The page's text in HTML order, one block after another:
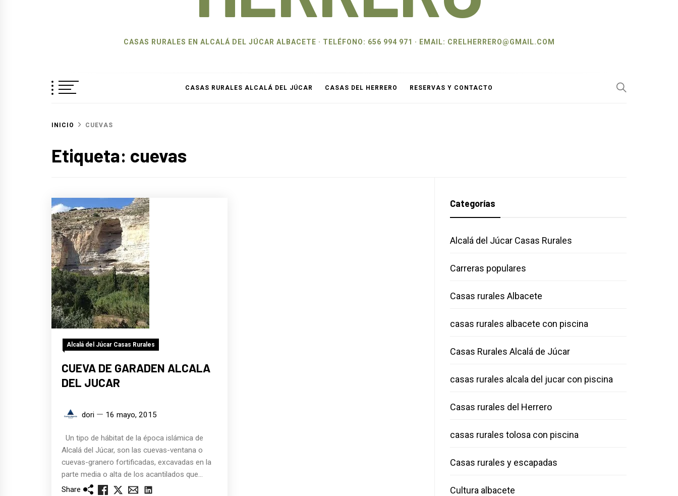
CASAS RURALES EN ALCALÁ DEL JÚCAR ALBACETE · TELÉFONO: 656 994 971 · EMAIL: CRELHERRERO@GMAIL.COM
CASAS RURALES ALCALÁ DEL JÚCAR CASAS DEL HERRERO RESERVAS Y CONTACTO
INICIO CUEVAS
Etiqueta: cuevas
Alcalá del Júcar Casas Rurales
CUEVA DE GARADEN ALCALA
DEL JUCAR
dori 16 mayo, 2015
Un tipo de hábitat de la época islámica de
Alcalá del Júcar, son las cuevas-ventana o
cuevas-granero fortificadas, excavadas en la
parte media o alta de los acantilados que...
Share
Categorías
Alcalá del Júcar Casas Rurales
Carreras populares
Casas rurales Albacete
casas rurales albacete con piscina
Casas Rurales Alcalá de Júcar
casas rurales alcala del jucar con piscina
Casas rurales del Herrero
casas rurales tolosa con piscina
Casas rurales y escapadas
Cultura albacete